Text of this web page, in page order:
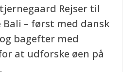
Rejser til
Bali – først med dansk
bagefter med
at udforske øen på